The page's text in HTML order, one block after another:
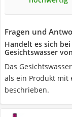
Fragen und
Handelt es sich
Gesichtswasser
Das
als ein Produkt mit
beschrieben.